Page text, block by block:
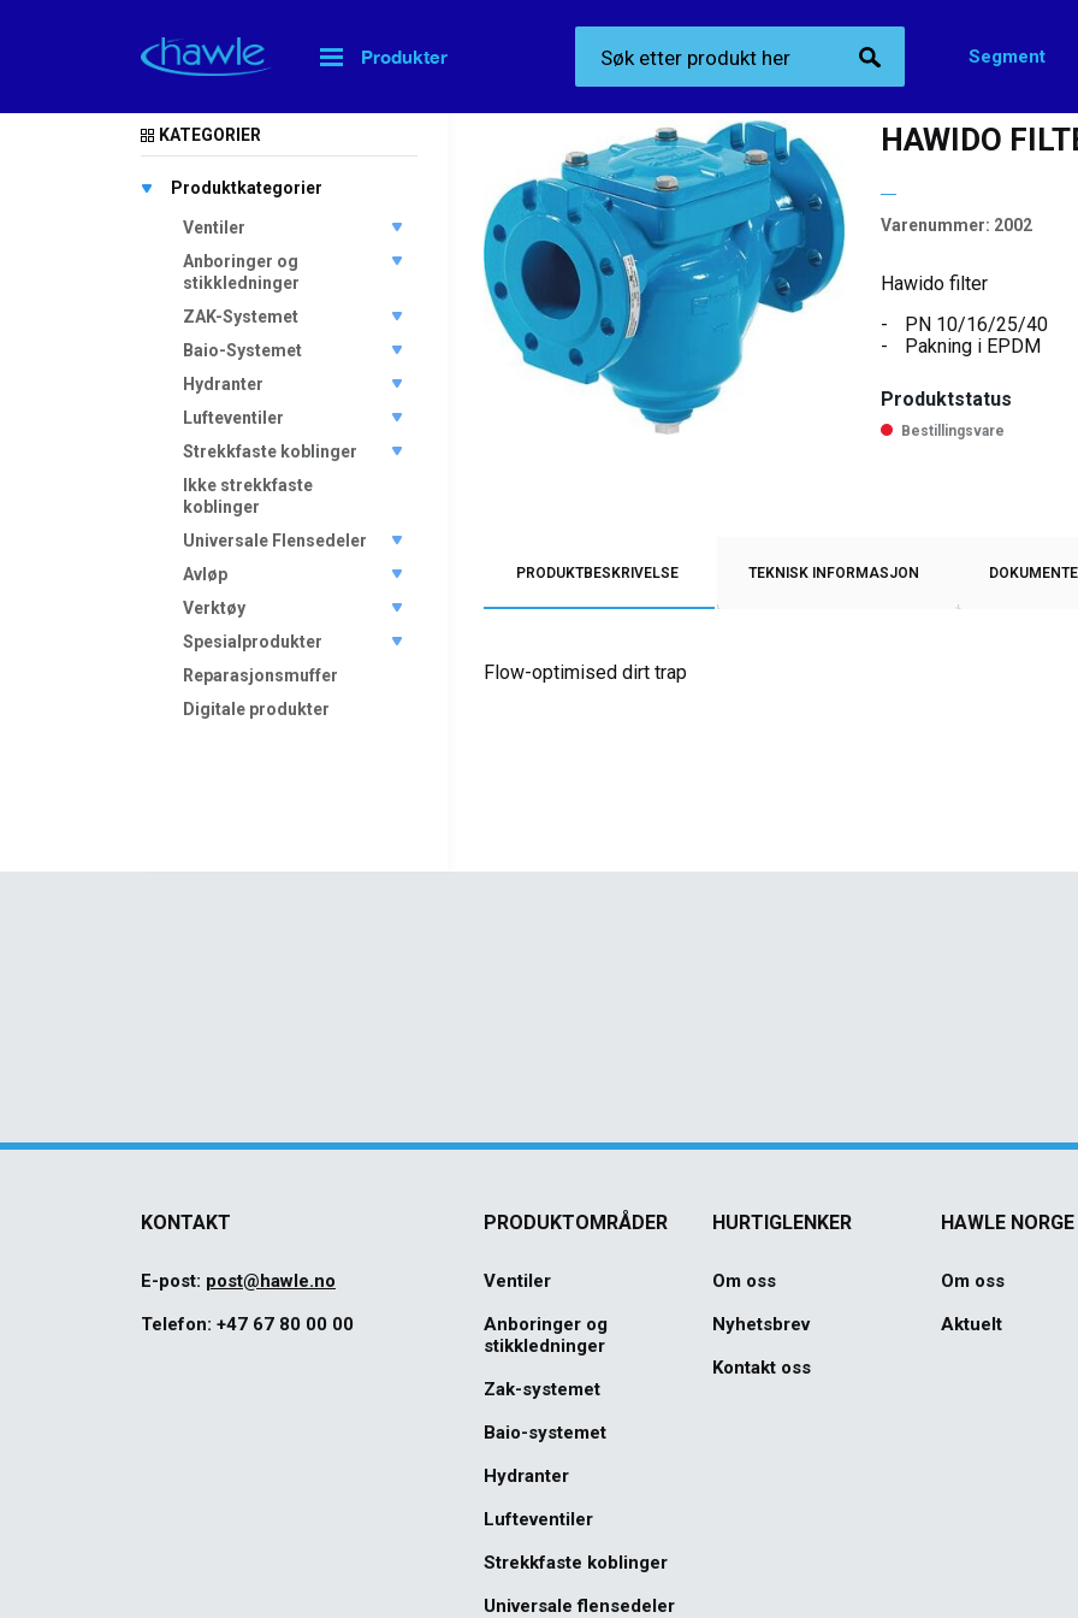
Produkter Segment
KATEGORIER
Produktkategorier
Ventiler
Anboringer og
stikkledninger
ZAK-Systemet
Baio-Systemet
Hydranter
Lufteventiler
Strekkfaste koblinger
Ikke strekkfaste
koblinger
Universale Flensedeler
Avløp
Verktøy
Spesialprodukter
Reparasjonsmuffer
Digitale produkter
Produktkategorier> Ventiler>Hawido Filter – Dirt trap
HAWIDO
Varenummer: 2002
Hawido filter
PN 10/16/25/40
Pakning i EPDM
Produktstatus
Bestillingsvare
PRODUKTBESKRIVELSE TEKNISK INFORMASJON
Flow-optimised dirt trap
KONTAKT
E-post: post@hawle.no
Telefon: +47 67 80 00 00
PRODUKTOMRÅDER
Ventiler
Anboringer og
stikkledninger
Zak-systemet
Baio-systemet
Hydranter
Lufteventiler
Strekkfaste koblinger
Universale flensedeler
HURTIGLENKER
Om oss
Nyhetsbrev
Kontakt oss
HAWLE NORGE
Om oss
Aktuelt